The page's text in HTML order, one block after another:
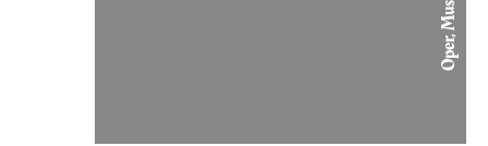
Oper, Musical